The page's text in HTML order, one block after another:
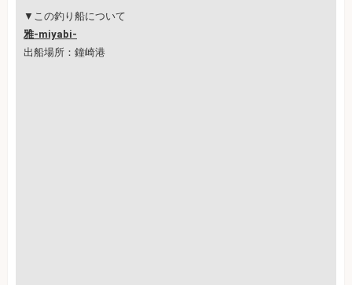
▼この釣り船について
雅-miyabi-
出船場所：鐘崎港